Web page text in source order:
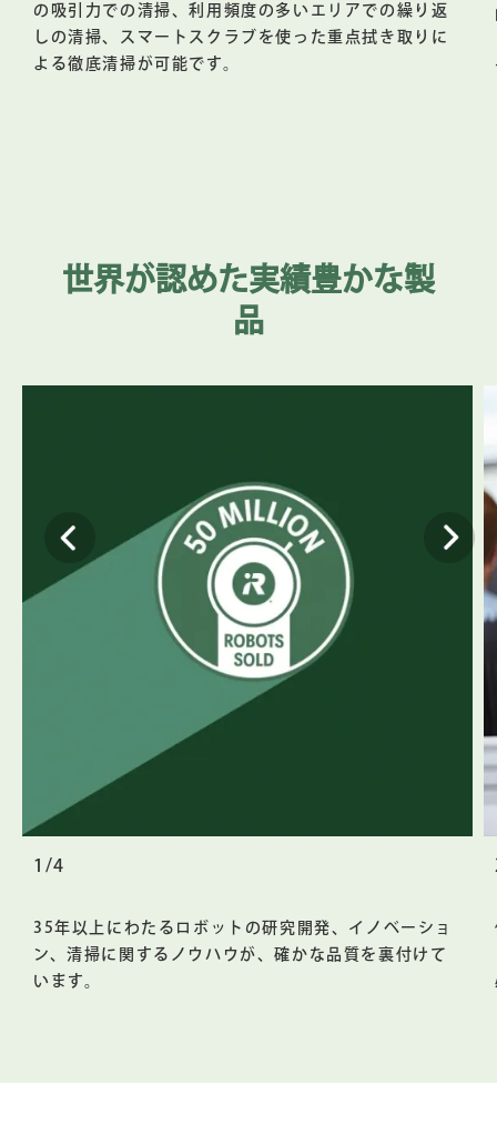
の吸引力での清掃、利用頻度の多いエリアでの繰り返
しの清掃、スマートスクラブを使った重点拭き取りに
よる徹底清掃が可能です。
世界が認めた実績豊かな製
品
1/4
35年以上にわたるロボットの研究開発、イノベーショ
ン、清掃に関するノウハウが、確かな品質を裏付けて
います。